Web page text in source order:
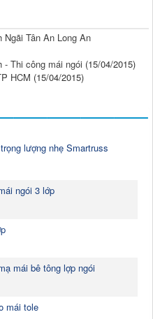
Tân An Long An
- Thi công mái ngói (15/04/2015)
HCM (15/04/2015)
lượng nhẹ Smartruss
ngói 3 lớp
mái bê tông lợp ngói
mái tole